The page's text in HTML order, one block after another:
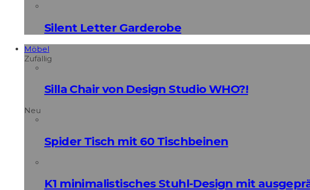
Silent Letter Garderobe
Möbel
Zufällig
Silla Chair von Design Studio WHO?!
Neu
Spider Tisch mit 60 Tischbeinen
K1 minimalistisches Stuhl-Design mit